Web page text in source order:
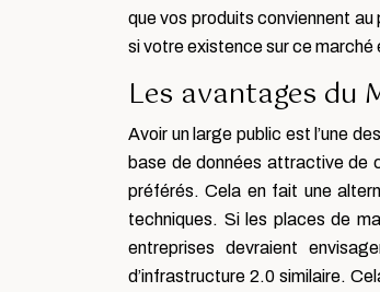
que vos produits conviennent
si votre existence sur ce
Les avantages du
Avoir un large public est l’une
base de données attractive de
préférés. Cela en fait une
techniques. Si les places de
entreprises devraient
d’infrastructure 2.0 similaire.